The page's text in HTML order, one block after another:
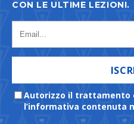
CON LE ULTIME LEZIONI.
Autorizzo il trattamento
l’informativa contenuta